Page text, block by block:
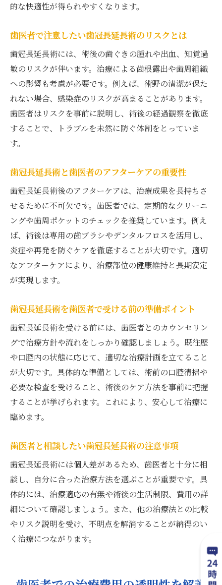
的な快適性が得られやすくなります。
歯医者で注意したい歯冠長延長術のリスクとは
歯冠長延長術には、術後の歯ぐきの腫れや出血、知覚過
敏のリスクが伴います。治療による歯根露出や歯周組織
への影響も考慮が必要です。例えば、術野の清潔が保た
れない場合、感染症のリスクが高まることがあります。
歯医者はリスクを事前に説明し、術後の経過観察を徹底
することで、トラブルを未然に防ぐ体制をとっていま
す。
歯冠長延長術と歯医者のアフターケアの重要性
歯冠長延長術後のアフターケアは、治療成果を長持ちさ
せるために不可欠です。歯医者では、定期的なクリーニ
ングや歯周ポケットのチェックを推奨しています。例え
ば、術後は専用の歯ブラシやデンタルフロスを活用し、
炎症や再発を防ぐケアを徹底することが大切です。適切
なアフターケアにより、治療部位の健康維持と長期安定
が実現します。
歯冠長延長術を歯医者で受ける前の準備ポイント
歯冠長延長術を受ける前には、歯医者とのカウンセリン
グで治療方針や流れをしっかり確認しましょう。既往歴
や口腔内の状態に応じて、適切な治療計画を立てること
が大切です。具体的な準備としては、術前の口腔清掃や
必要な検査を受けること、術後のケア方法を事前に把握
することが挙げられます。これにより、安心して治療に
臨めます。
歯医者と相談したい歯冠長延長術の注意事項
歯冠長延長術には個人差があるため、歯医者と十分に相
談し、自分に合った治療方法を選ぶことが重要です。具
体的には、治療適応の有無や術後の生活制限、費用の詳
細について確認しましょう。また、他の治療法との比較
やリスク説明を受け、不明点を解消することが納得のい
く治療につながります。